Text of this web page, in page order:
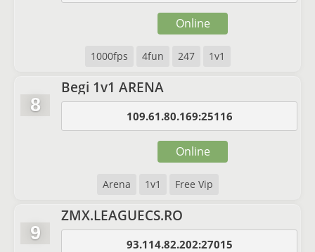
1000fps 4fun 247 1v1
Online
8
Begi 1v1 ARENA
109.61.80.169:25116
Arena 1v1 Free Vip
Online
9
ZMX.LEAGUECS.RO
93.114.82.202:27015